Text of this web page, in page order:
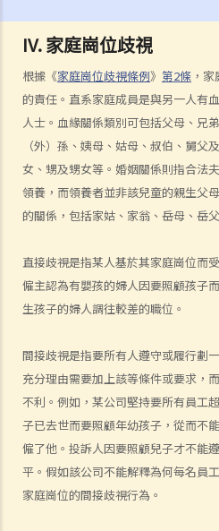
IV. 家庭崗位歧視
根據《家庭崗位歧視條例》 第2條 ，
的責任。直系家庭成員是與另一人有
人士。血緣關係類別可包括父母、兄
（外）孫、姨母、姑母、叔伯、舅父
女、甥及甥女等。婚姻關係則指合法
領養，而領養者並非該兒童的親生父
的關係，包括家姑、家翁、岳母、岳父
直接歧視是指某人基於其家庭崗位而
僱主認為有嬰孩的婦人因要照顧孩子
生孩子的婦人調往較差的職位。
間接歧視是指要所有人遵守或履行劃
充分理由需要加上該等條件或要求，
不利。例如，某公司堅持要所有員工
子已去世而要照顧年幼孩子，從而不
僱了他。投訴人因要照顧兒子才不能
平。假如該公司不能解釋為何每名員
家庭崗位的間接歧視行為。
可以引用「真正的職業資格」作為性
2. 就問題1 所述，如僱主被投訴或控告
業資格」確實存在，才可以免除性別
只有部分職務是以性別為「真正的職
3. 年齡如何會與性別歧視有關連？如
不同的年齡要求引用於男性及女性求
4. 怎樣為之性騷擾？《性別歧視條例
生的性騷擾行為？
5. 如果閣下被性騷擾，可以做些甚麼？
任？
7. 甚麼是婚姻狀況歧視？
8. 僱主可否因求職者懷孕而不予錄用？
為我提供服務或設施？
10. 如果我作出投訴後受到更差的對待
作證而同樣受到歧視，是否亦可以提
一般事項
1. 在涉及殘疾歧視的問題內，歧視、騷